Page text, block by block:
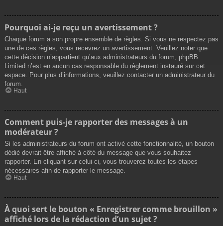
Pourquoi ai-je reçu un avertissement ?
Chaque forum a son propre ensemble de règles. Si vous ne respectez pas
une de ces règles, vous recevrez un avertissement. Veuillez noter que
cette décision n’appartient qu’aux administrateurs du forum, phpBB
Limited n’est en aucun cas responsable du règlement instauré sur cet
espace. Pour plus d’informations, veuillez contacter un administrateur du
forum.
Haut
Comment puis-je rapporter des messages à un
modérateur ?
Si les administrateurs du forum ont activé cette fonctionnalité, un bouton
dédié devrait être affiché à côté du message que vous souhaitez
rapporter. En cliquant sur celui-ci, vous trouverez toutes les étapes
nécessaires afin de rapporter le message.
Haut
À quoi sert le bouton « Enregistrer comme brouillon »
affiché lors de la rédaction d’un sujet ?